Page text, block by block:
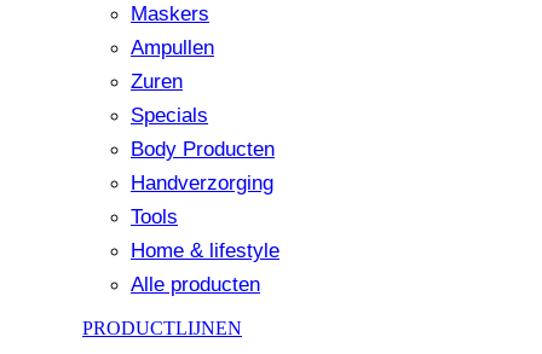
Maskers
Ampullen
Zuren
Specials
Body Producten
Handverzorging
Tools
Home & lifestyle
Alle producten
PRODUCTLIJNEN